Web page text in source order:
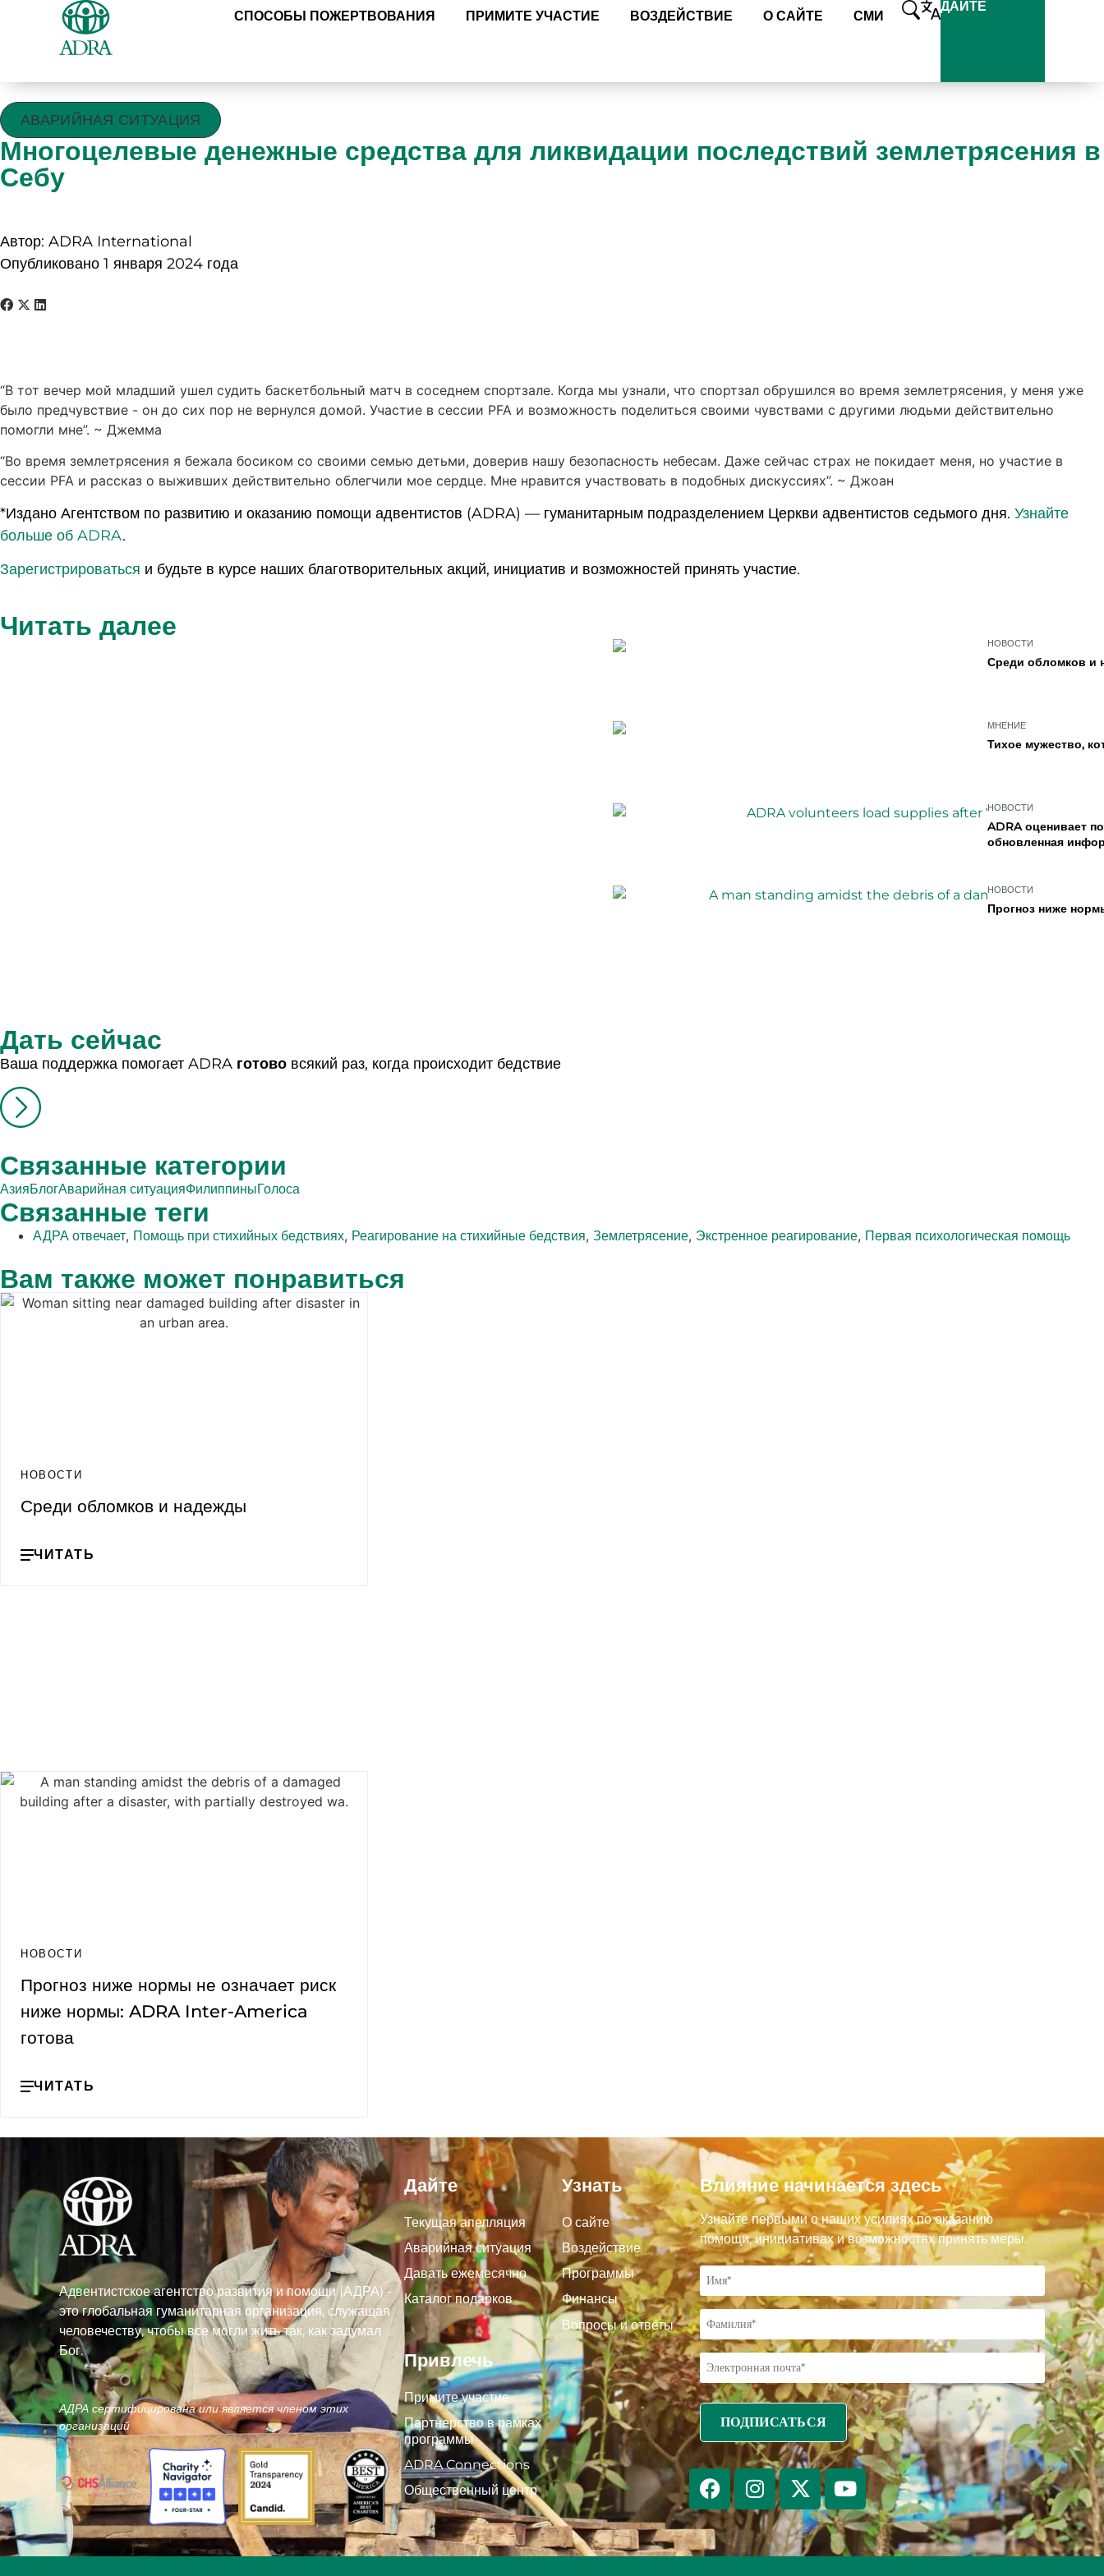
СПОСОБЫ ПОЖЕРТВОВАНИЯ ПРИМИТЕ УЧАСТИЕ ВОЗДЕЙСТВИЕ О САЙТЕ СМИ
ДАЙТЕ
АВАРИЙНАЯ СИТУАЦИЯ
Многоцелевые денежные средства для ликвидации последствий землетрясения в
Себу
Автор: ADRA International
Опубликовано 1 января 2024 года
“В тот вечер мой младший ушел судить баскетбольный матч в соседнем спортзале. Когда мы узнали, что спортзал обрушился во время землетрясения, у меня уже
было предчувствие - он до сих пор не вернулся домой. Участие в сессии PFA и возможность поделиться своими чувствами с другими людьми действительно
помогли мне”. ~ Джемма
“Во время землетрясения я бежала босиком со своими семью детьми, доверив нашу безопасность небесам. Даже сейчас страх не покидает меня, но участие в
сессии PFA и рассказ о выживших действительно облегчили мое сердце. Мне нравится участвовать в подобных дискуссиях”. ~ Джоан
*Издано Агентством по развитию и оказанию помощи адвентистов (ADRA) — гуманитарным подразделением Церкви адвентистов седьмого дня. Узнайте
больше об ADRA.
Зарегистрироваться и будьте в курсе наших благотворительных акций, инициатив и возможностей принять участие.
Читать далее
НОВОСТИ
Среди обломков и
МНЕНИЕ
Тихое мужество,
НОВОСТИ
ADRA оценивает
обновленная
НОВОСТИ
Прогноз ниже
Дать сейчас
Ваша поддержка помогает ADRA готово всякий раз, когда происходит бедствие
Связанные категории
АзияБлогАварийная ситуацияФилиппиныГолоса
Связанные теги
АДРА отвечает, Помощь при стихийных бедствиях, Реагирование на стихийные бедствия, Землетрясение, Экстренное реагирование, Первая психологическая помощь
Вам также может понравиться
НОВОСТИ
Среди обломков и надежды
ЧИТАТЬ
НОВОСТИ
Прогноз ниже нормы не означает риск
ниже нормы: ADRA Inter-America
готова
ЧИТАТЬ
Адвентистское агентство развития и помощи (АДРА) -
это глобальная гуманитарная организация, служащая
человечеству, чтобы все могли жить так, как задумал
Бог.
АДРА сертифицирована или является членом этих
организаций
Дайте
Текущая апелляция
Аварийная ситуация
Давать ежемесячно
Каталог подарков
Привлечь
Примите участие
Партнерство в рамках
программы
ADRA Connections
Общественный центр
Узнать
О сайте
Воздействие
Программы
Финансы
Вопросы и ответы
Влияние начинается здесь
Узнайте первыми о наших усилиях по оказанию
помощи, инициативах и возможностях принять меры.